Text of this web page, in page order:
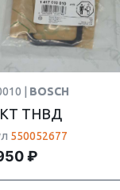
| BOSCH
ТНВД
550052677
₽